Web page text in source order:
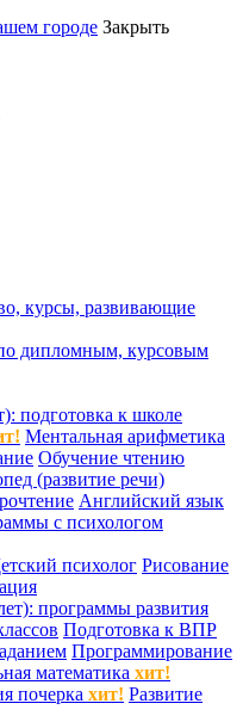
городе Закрыть
курсы, развивающие
дипломным, курсовым
подготовка к школе
Ментальная арифметика
Обучение чтению
(развитие речи)
Английский язык
с психологом
психолог Рисование
программы развития
Подготовка к ВПР
Программирование
математика хит!
почерка хит! Развитие